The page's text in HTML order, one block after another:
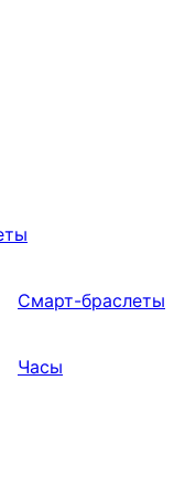
Смарт-браслеты
Часы